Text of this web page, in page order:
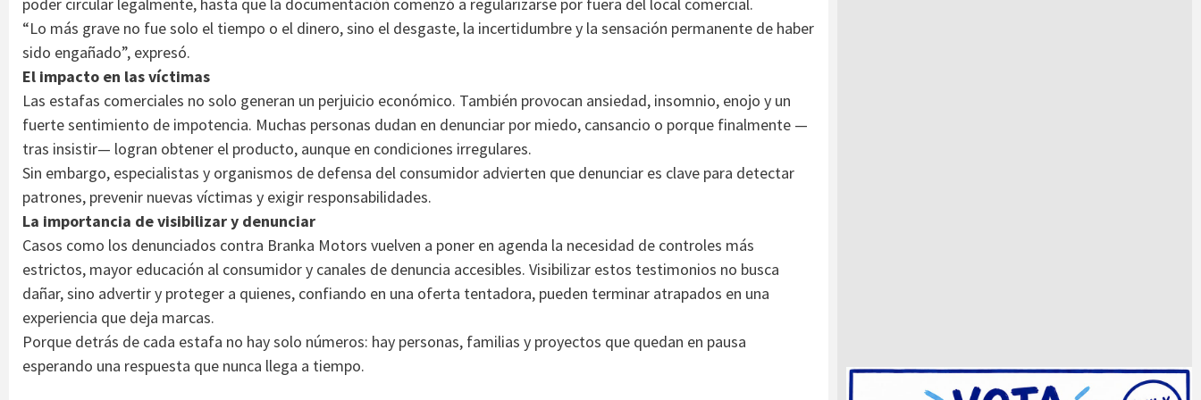
poder circular legalmente, hasta que la documentación comenzó a regularizarse por fuera del local comercial.
“Lo más grave no fue solo el tiempo o el dinero, sino el desgaste, la incertidumbre y la sensación permanente de haber
sido engañado”, expresó.
El impacto en las víctimas
Las estafas comerciales no solo generan un perjuicio económico. También provocan ansiedad, insomnio, enojo y un
fuerte sentimiento de impotencia. Muchas personas dudan en denunciar por miedo, cansancio o porque finalmente —
tras insistir— logran obtener el producto, aunque en condiciones irregulares.
Sin embargo, especialistas y organismos de defensa del consumidor advierten que denunciar es clave para detectar
patrones, prevenir nuevas víctimas y exigir responsabilidades.
La importancia de visibilizar y denunciar
Casos como los denunciados contra Branka Motors vuelven a poner en agenda la necesidad de controles más
estrictos, mayor educación al consumidor y canales de denuncia accesibles. Visibilizar estos testimonios no busca
dañar, sino advertir y proteger a quienes, confiando en una oferta tentadora, pueden terminar atrapados en una
experiencia que deja marcas.
Porque detrás de cada estafa no hay solo números: hay personas, familias y proyectos que quedan en pausa
esperando una respuesta que nunca llega a tiempo.